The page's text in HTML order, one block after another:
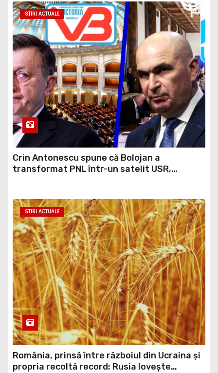
STIRI ACTUALE
Crin Antonescu spune că Bolojan a
transformat PNL într-un satelit USR,
STIRI ACTUALE
România, prinsă între războiul din Ucraina și
propria recoltă record: Rusia lovește